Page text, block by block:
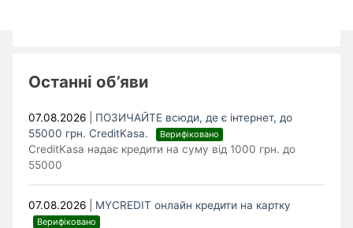
Останні об’яви
07.08.2026
ПОЗИЧАЙТЕ всюди, де є інтернет, до
55000 грн. CreditKasa.
Верифіковано
CreditKasa надає кредити на суму від 1000 грн. до
55000
07.08.2026 MYCREDIT онлайн кредити на картку
Верифіковано